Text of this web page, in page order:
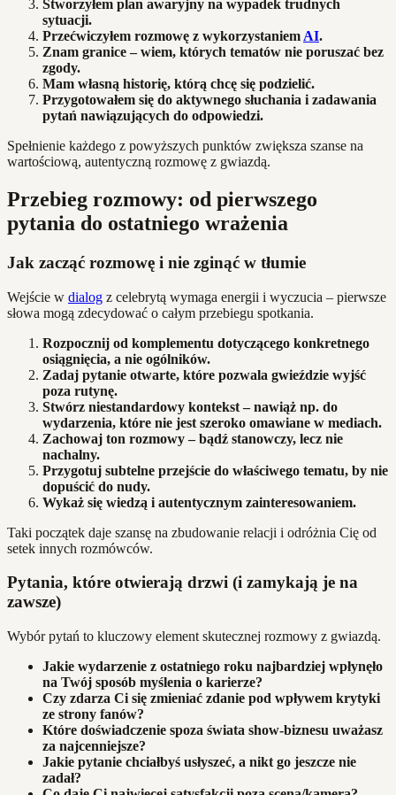
Stworzyłem plan awaryjny na wypadek trudnych
sytuacji.
Przećwiczyłem rozmowę z wykorzystaniem AI.
Znam granice – wiem, których tematów nie poruszać bez
zgody.
Mam własną historię, którą chcę się podzielić.
Przygotowałem się do aktywnego słuchania i zadawania
pytań nawiązujących do odpowiedzi.
Spełnienie każdego z powyższych punktów zwiększa szanse na
wartościową, autentyczną rozmowę z gwiazdą.
Przebieg rozmowy: od pierwszego
pytania do ostatniego wrażenia
Jak zacząć rozmowę i nie zginąć w tłumie
Wejście w dialog z celebrytą wymaga energii i wyczucia – pierwsze
słowa mogą zdecydować o całym przebiegu spotkania.
Rozpocznij od komplementu dotyczącego konkretnego
osiągnięcia, a nie ogólników.
Zadaj pytanie otwarte, które pozwala gwieździe wyjść
poza rutynę.
Stwórz niestandardowy kontekst – nawiąż np. do
wydarzenia, które nie jest szeroko omawiane w mediach.
Zachowaj ton rozmowy – bądź stanowczy, lecz nie
nachalny.
Przygotuj subtelne przejście do właściwego tematu, by nie
dopuścić do nudy.
Wykaż się wiedzą i autentycznym zainteresowaniem.
Taki początek daje szansę na zbudowanie relacji i odróżnia Cię od
setek innych rozmówców.
Pytania, które otwierają drzwi (i zamykają je na
zawsze)
Wybór pytań to kluczowy element skutecznej rozmowy z gwiazdą.
Jakie wydarzenie z ostatniego roku najbardziej wpłynęło
na Twój sposób myślenia o karierze?
Czy zdarza Ci się zmieniać zdanie pod wpływem krytyki
ze strony fanów?
Które doświadczenie spoza świata show-biznesu uważasz
za najcenniejsze?
Jakie pytanie chciałbyś usłyszeć, a nikt go jeszcze nie
zadał?